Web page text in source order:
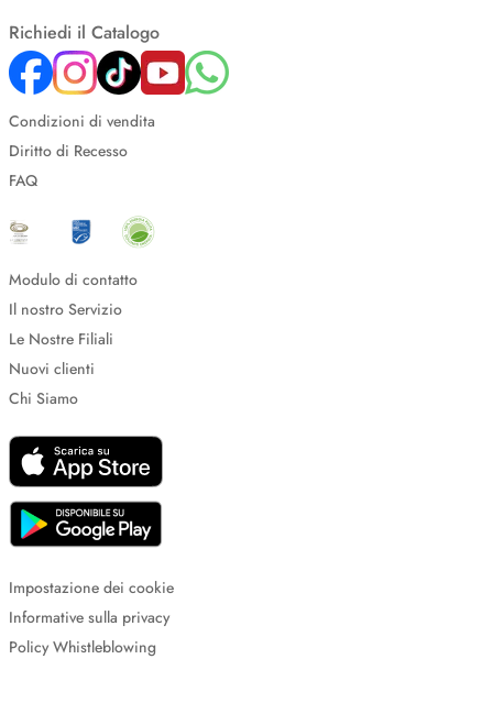
Richiedi il Catalogo
Condizioni di vendita
Diritto di Recesso
FAQ
Modulo di contatto
Il nostro Servizio
Le Nostre Filiali
Nuovi clienti
Chi Siamo
Impostazione dei cookie
Informative sulla privacy
Policy Whistleblowing